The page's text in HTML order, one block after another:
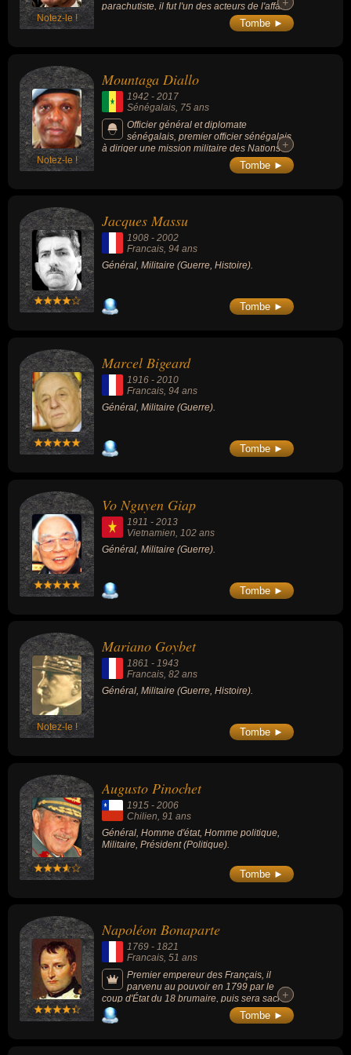
Notez-le !
parachutiste, il fut l'un des acteurs de l'affaire
Clearstream (affaire française de 2004 où un
petit groupe de politiciens et d'industriels
+
+
Tombe ►
Notez-le !
Mountaga Diallo
1942 - 2017
Sénégalais, 75 ans
Officier général et diplomate
sénégalais, premier officier sénégalais
à diriger une mission militaire des Nations
unies, il a exercé les fonctions d'Inspecteur
général des forces armées et d'ambassadeur
+
+
Tombe ►
Jacques Massu
1908 - 2002
Francais, 94 ans
Général, Militaire (Guerre, Histoire).
Tombe ►
Marcel Bigeard
1916 - 2010
Francais, 94 ans
Général, Militaire (Guerre).
Tombe ►
Vo Nguyen Giap
1911 - 2013
Vietnamien , 102 ans
Général, Militaire (Guerre).
Tombe ►
Notez-le !
Mariano Goybet
1861 - 1943
Francais, 82 ans
Général, Militaire (Guerre, Histoire).
Tombe ►
Augusto Pinochet
1915 - 2006
Chilien , 91 ans
Général, Homme d'état, Homme politique,
Militaire, Président (Politique).
Tombe ►
Napoléon Bonaparte
1769 - 1821
Francais, 51 ans
Premier empereur des Français, il
parvenu au pouvoir en 1799 par le
coup d'État du 18 brumaire, puis sera sacré
empereur le 2 décembre 1804 par le pape
Pie VII. Ses nombreuses et brillantes
+
+
Tombe ►